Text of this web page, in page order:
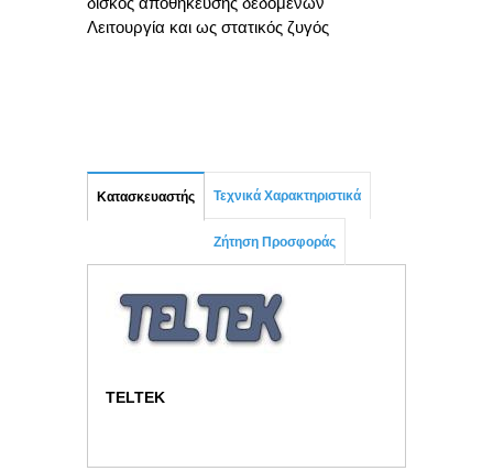
Λειτουργία και ως στατικός ζυγός
Κατασκευαστής Τεχνικά Χαρακτηριστικά
Ζήτηση Προσφοράς
TELTEK